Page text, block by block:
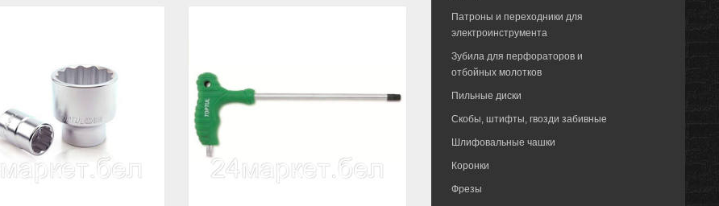
Патроны и переходники для
электроинструмента
Зубила для перфораторов и
отбойных молотков
Пильные диски
Скобы, штифты, гвозди забивные
Шлифовальные чашки
Коронки
Фрезы